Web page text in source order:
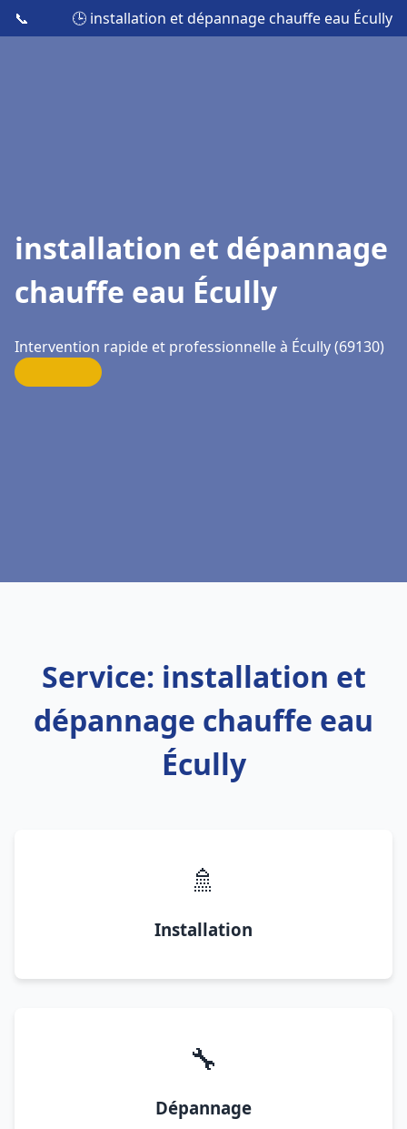
📞 🕒 installation et dépannage chauffe eau Écully
installation et dépannage
chauffe eau Écully
Intervention rapide et professionnelle à Écully (69130)
Service: installation et
dépannage chauffe eau
Écully
🚿
Installation
🔧
Dépannage